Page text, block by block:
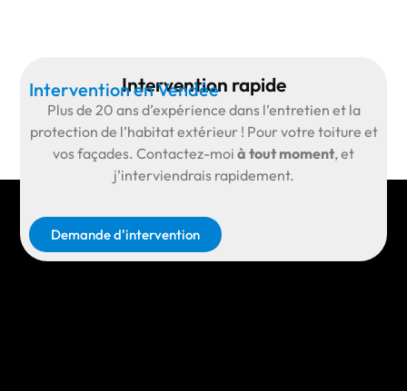
Intervention rapide
Intervention en Vendée
Plus de 20 ans d’expérience dans l’entretien et la
protection de l’habitat extérieur ! Pour votre toiture et
vos façades. Contactez-moi à tout moment, et
j’interviendrais rapidement.
Demande d'intervention